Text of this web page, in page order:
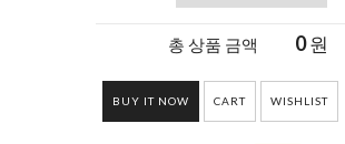
총 상품 금액 0원
BUY IT NOW CART WISHLIST